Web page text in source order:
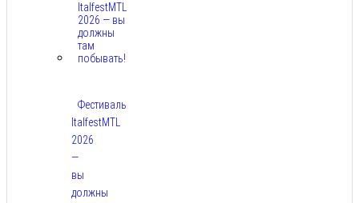
Фестиваль
ItalfestMTL
2026
—
вы
должны